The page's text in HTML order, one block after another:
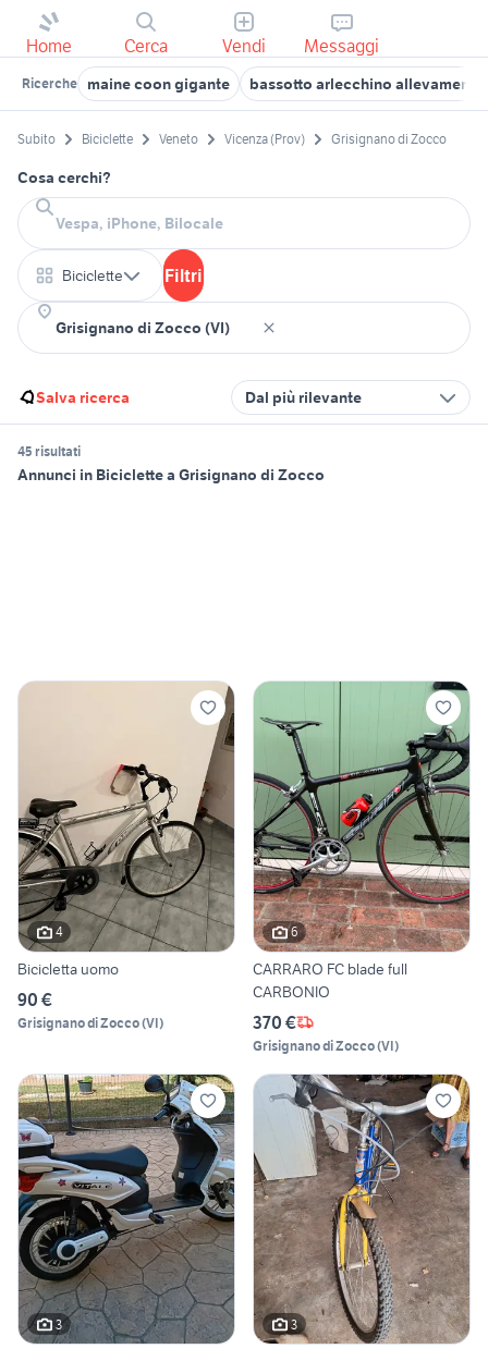
Home Cerca Vendi Messaggi
Ricerche maine coon gigante bassotto arlecchino allevamento
Subito Biciclette Veneto Vicenza (Prov) Grisignano di Zocco
Cosa cerchi?
Biciclette Filtri
Salva ricerca Dal più rilevante
45 risultati
Annunci in Biciclette a Grisignano di Zocco
4
Bicicletta uomo
90 €
Grisignano di Zocco(VI)
6
CARRARO FC blade full
CARBONIO
370 €
Grisignano di Zocco(VI)
3 3